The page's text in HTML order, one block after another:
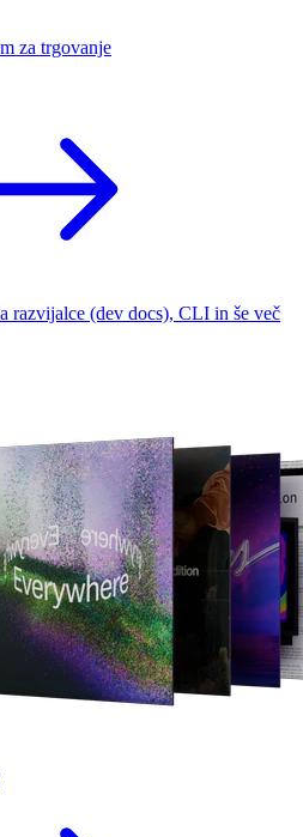
za trgovanje
razvijalce (dev docs), CLI in še več